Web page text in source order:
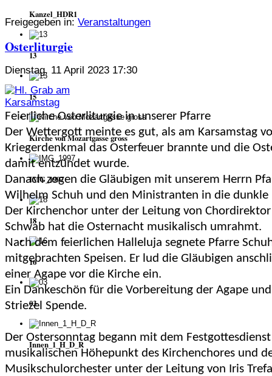
Kanzel_HDR1
13
15
Kirche von Mozartgasse gross
IMG_1997
18
16
03
Innen_1_H_D_R
Freigegeben in: Veranstaltungen
Osterliturgie
Dienstag, 11 April 2023 17:30
Feierliche Osterliturgie in unserer Pfarre
Der Wettergott meinte es gut, als am Karsamstag
Kriegerdenkmal das Osterfeuer brannte und die
damit entzündet wurde.
Danach zogen die Gläubigen mit unserem Herrn
Wilhelm Schuh und den Ministranten in die dunkle
Der Kirchenchor unter der Leitung von
Schwab hat die Osternacht musikalisch umrahmt.
Nach dem feierlichen Halleluja segnete Pfarre
mitgebrachten Speisen. Er lud die Gläubigen
einer Agape vor die Kirche ein.
Ein Dankeschön für die Vorbereitung der Agape
Striezel Spende.
Der Ostersonntag begann mit dem
musikalischen Höhepunkt des Kirchenchores und
Musikschulorchester unter der Leitung von Iris